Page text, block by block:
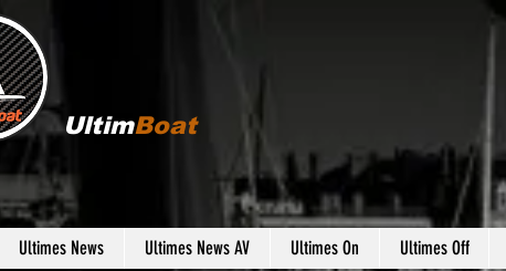
UltimBoat
Ultimes News Ultimes News AV Ultimes On Ultimes Off